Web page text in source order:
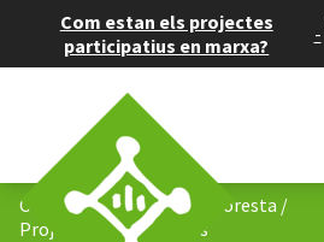
Com estan els projectes
participatius en marxa?
-
Consell de Barris de La Floresta /
Projectes participatius